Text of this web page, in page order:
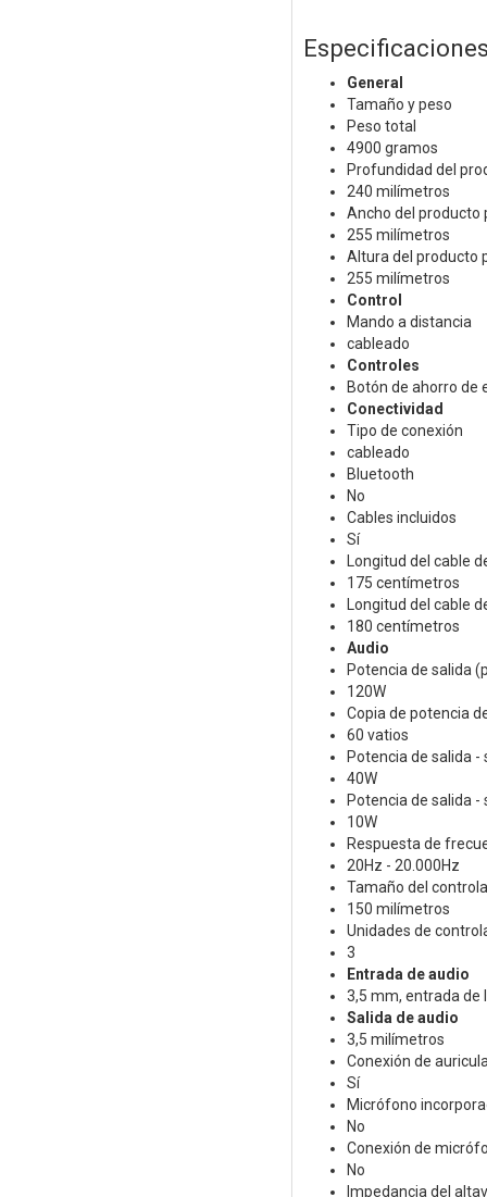
General
Tamaño y peso
Peso total
4900 gramos
Profundidad del
240 milímetros
Ancho del producto
255 milímetros
Altura del producto
255 milímetros
Control
Mando a distancia
cableado
Controles
Botón de ahorro de
Conectividad
Tipo de conexión
cableado
Bluetooth
No
Cables incluidos
Sí
Longitud del cable
175 centímetros
Longitud del cable
180 centímetros
Audio
Potencia de salida
120W
Copia de potencia
60 vatios
Potencia de salida
40W
Potencia de salida -
10W
Respuesta de
20Hz - 20.000Hz
Tamaño del
150 milímetros
Unidades de
3
Entrada de audio
3,5 mm, entrada de
Salida de audio
3,5 milímetros
Conexión de
Sí
Micrófono
No
Conexión de
No
Impedancia del